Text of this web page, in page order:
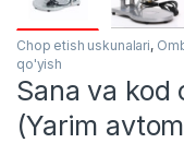
Chop etish uskunalari,
qo'yish
Sana va kod
(Yarim